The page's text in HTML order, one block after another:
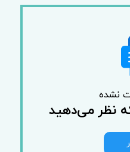
نشده
نظر می‌دهید